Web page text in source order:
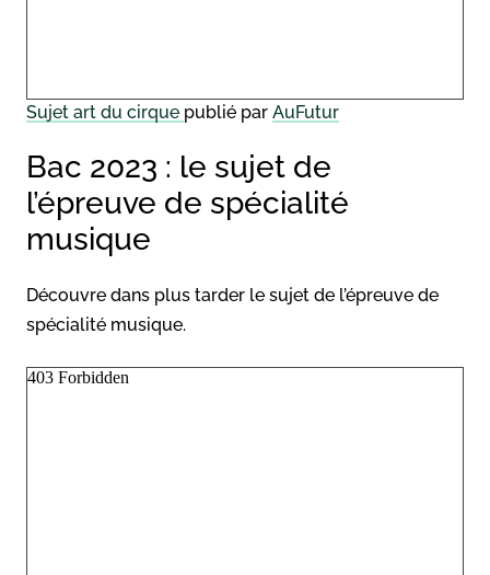
Sujet art du cirque publié par AuFutur
Bac 2023 : le sujet de
l’épreuve de spécialité
musique
Découvre dans plus tarder le sujet de l’épreuve de
spécialité musique.